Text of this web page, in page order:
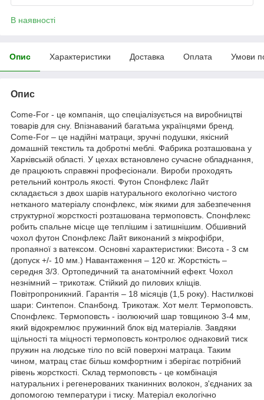
В наявності
Опис Характеристики Доставка Оплата Умови
Опис
Come-For - це компанія, що спеціалізується на виробництві
товарів для сну. Впізнаваний багатьма українцями бренд.
Come-For – це надійні матраци, зручні подушки, якісний
домашній текстиль та добротні меблі. Фабрика розташована у
Харківській області. У цехах встановлено сучасне обладнання,
де працюють справжні професіонали. Вироби проходять
ретельний контроль якості. Футон Спонфлекс Лайт
складається з двох шарів натурального екологічно чистого
нетканого матеріалу спонфлекс, між якими для забезпечення
структурної жорсткості розташована термоповсть. Спонфлекс
робить спальне місце ще теплішим і затишнішим. Обшивний
чохол футон Спонфлекс Лайт виконаний з мікрофібри,
пропаяної з ватексом. Основні характеристики: Висота - 3 см
(допуск +/- 10 мм.) Навантаження – 120 кг. Жорсткість –
середня 3/3. Ортопедичний та анатомічний ефект. Чохол
незнімний – трикотаж. Стійкий до пилових кліщів.
Повітропроникний. Гарантія – 18 місяців (1,5 року). Настилкові
шари: Синтепон. Спанбонд. Трикотаж. Хот мелт. Термоповсть.
Спонфлекс. Термоповсть - ізолюючий шар товщиною 3-4 мм,
який відокремлює пружинний блок від матеріалів. Завдяки
щільності та міцності термоповсть контролює однаковий тиск
пружин на людське тіло по всій поверхні матраца. Таким
чином, матрац стає більш комфортним і зберігає потрібний
рівень жорсткості. Склад термоповсть - це комбінація
натуральних і регенерованих тканинних волокон, з'єднаних за
допомогою температури і тиску. Матеріал екологічно